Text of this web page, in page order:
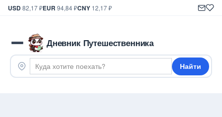
USD82,17 ₽EUR 94,84 ₽CNY 12,17 ₽
Дневник Путешественника
Найти